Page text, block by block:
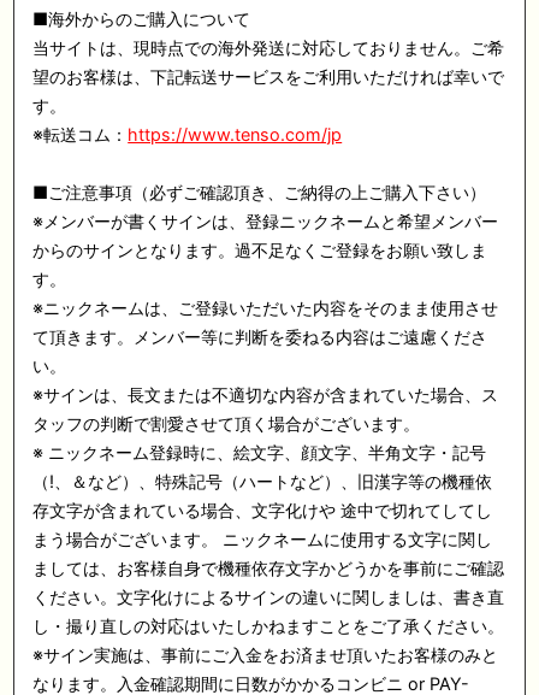
■海外からのご購入について
当サイトは、現時点での海外発送に対応しておりません。ご希
望のお客様は、下記転送サービスをご利用いただければ幸いで
す。
※転送コム： https://www.tenso.com/jp
■ご注意事項（必ずご確認頂き、ご納得の上ご購入下さい）
※メンバーが書くサインは、登録ニックネームと希望メンバー
からのサインとなります。過不足なくご登録をお願い致しま
す。
※ニックネームは、ご登録いただいた内容をそのまま使用させ
て頂きます。メンバー等に判断を委ねる内容はご遠慮くださ
い。
※サインは、長文または不適切な内容が含まれていた場合、ス
タッフの判断で割愛させて頂く場合がございます。
※ ニックネーム登録時に、絵文字、顔文字、半角文字・記号
（!、＆など）、特殊記号（ハートなど）、旧漢字等の機種依
存文字が含まれている場合、文字化けや 途中で切れてしてし
まう場合がございます。 ニックネームに使用する文字に関し
ましては、お客様自身で機種依存文字かどうかを事前にご確認
ください。文字化けによるサインの違いに関しましは、書き直
し・撮り直しの対応はいたしかねますことをご了承ください。
※サイン実施は、事前にご入金をお済ませ頂いたお客様のみと
なります。入金確認期間に日数がかかるコンビニ or PAY-